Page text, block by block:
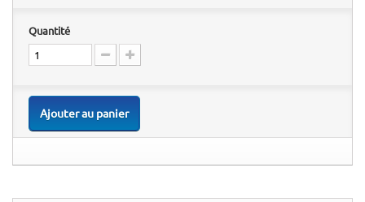
Quantité
Ajouter au panier